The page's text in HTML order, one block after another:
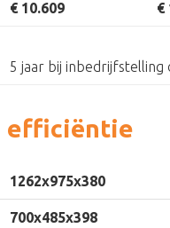
€ 10.609 €
5 jaar bij inbedrijfstelling
efficiëntie
1262x975x380
700x485x398